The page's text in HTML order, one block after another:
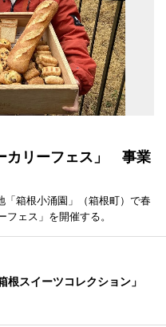
カリーフェス」 事業
箱根小涌園」（箱根町）で春
ェス」を開催する。
根スイーツコレクション」